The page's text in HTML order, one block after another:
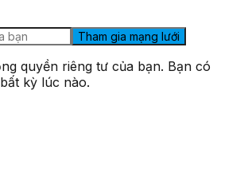
Tham gia mạng lưới
quyền riêng tư của bạn. Bạn có
kỳ lúc nào.